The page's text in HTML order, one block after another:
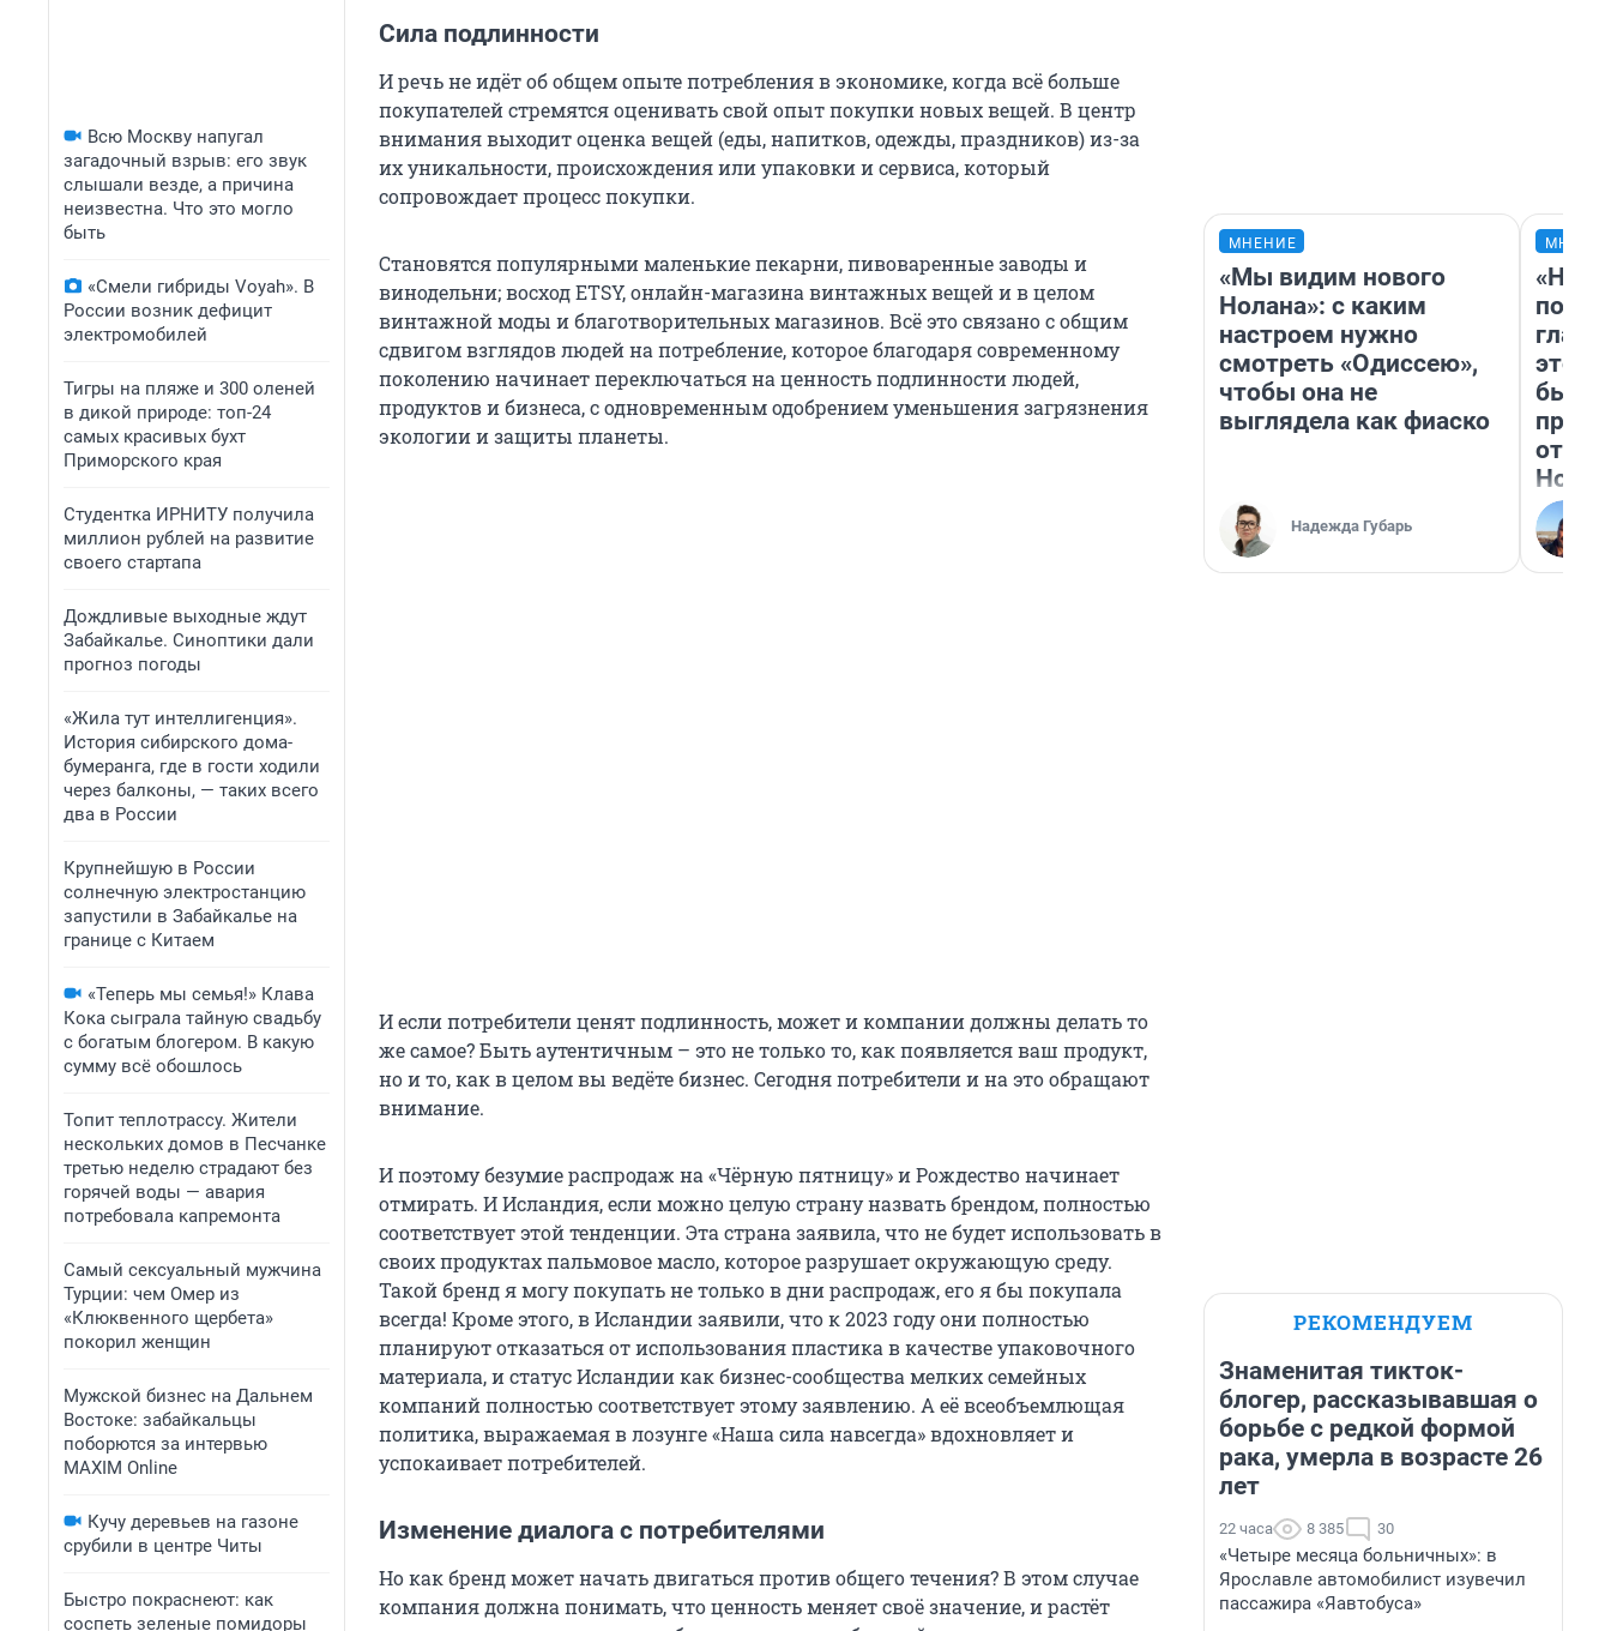
Всю Москву напугал
загадочный взрыв: его звук
слышали везде, а причина
неизвестна. Что это могло
быть
«Смели гибриды Voyah». В
России возник дефицит
электромобилей
Тигры на пляже и 300 оленей
в дикой природе: топ-24
самых красивых бухт
Приморского края
Студентка ИРНИТУ получила
миллион рублей на развитие
своего стартапа
Дождливые выходные ждут
Забайкалье. Синоптики дали
прогноз погоды
«Жила тут интеллигенция».
История сибирского дома-
бумеранга, где в гости ходили
через балконы, — таких всего
два в России
Крупнейшую в России
солнечную электростанцию
запустили в Забайкалье на
границе с Китаем
«Теперь мы семья!» Клава
Кока сыграла тайную свадьбу
с богатым блогером. В какую
сумму всё обошлось
Топит теплотрассу. Жители
нескольких домов в Песчанке
третью неделю страдают без
горячей воды — авария
потребовала капремонта
Самый сексуальный мужчина
Турции: чем Омер из
«Клюквенного щербета»
покорил женщин
Мужской бизнес на Дальнем
Востоке: забайкальцы
поборются за интервью
MAXIM Online
Кучу деревьев на газоне
срубили в центре Читы
Быстро покраснеют: как
соспеть зеленые помидоры
Сила подлинности
И речь не идёт об общем опыте потребления в экономике, когда всё больше
покупателей стремятся оценивать свой опыт покупки новых вещей. В центр
внимания выходит оценка вещей (еды, напитков, одежды, праздников) из-за
их уникальности, происхождения или упаковки и сервиса, который
сопровождает процесс покупки.
Становятся популярными маленькие пекарни, пивоваренные заводы и
винодельни; восход ETSY, онлайн-магазина винтажных вещей и в целом
винтажной моды и благотворительных магазинов. Всё это связано с общим
сдвигом взглядов людей на потребление, которое благодаря современному
поколению начинает переключаться на ценность подлинности людей,
продуктов и бизнеса, с одновременным одобрением уменьшения загрязнения
экологии и защиты планеты.
И если потребители ценят подлинность, может и компании должны делать то
же самое? Быть аутентичным – это не только то, как появляется ваш продукт,
но и то, как в целом вы ведёте бизнес. Сегодня потребители и на это обращают
внимание.
И поэтому безумие распродаж на «Чёрную пятницу» и Рождество начинает
отмирать. И Исландия, если можно целую страну назвать брендом, полностью
соответствует этой тенденции. Эта страна заявила, что не будет использовать в
своих продуктах пальмовое масло, которое разрушает окружающую среду.
Такой бренд я могу покупать не только в дни распродаж, его я бы покупала
всегда! Кроме этого, в Исландии заявили, что к 2023 году они полностью
планируют отказаться от использования пластика в качестве упаковочного
материала, и статус Исландии как бизнес-сообщества мелких семейных
компаний полностью соответствует этому заявлению. А её всеобъемлющая
политика, выражаемая в лозунге «Наша сила навсегда» вдохновляет и
успокаивает потребителей.
Изменение диалога с потребителями
Но как бренд может начать двигаться против общего течения? В этом случае
компания должна понимать, что ценность меняет своё значение, и растёт
МНЕНИЕ
«Мы видим нового
Нолана»: с каким
настроем нужно
смотреть «Одиссею»,
чтобы она не
выглядела как фиаско
Надежда Губарь
этого
бьет
РЕКОМЕНДУЕМ
Знаменитая тикток-
блогер, рассказывавшая о
борьбе с редкой формой
рака, умерла в возрасте 26
лет
22 часа 8 385 30
«Четыре месяца больничных»: в
Ярославле автомобилист изувечил
пассажира «Яавтобуса»